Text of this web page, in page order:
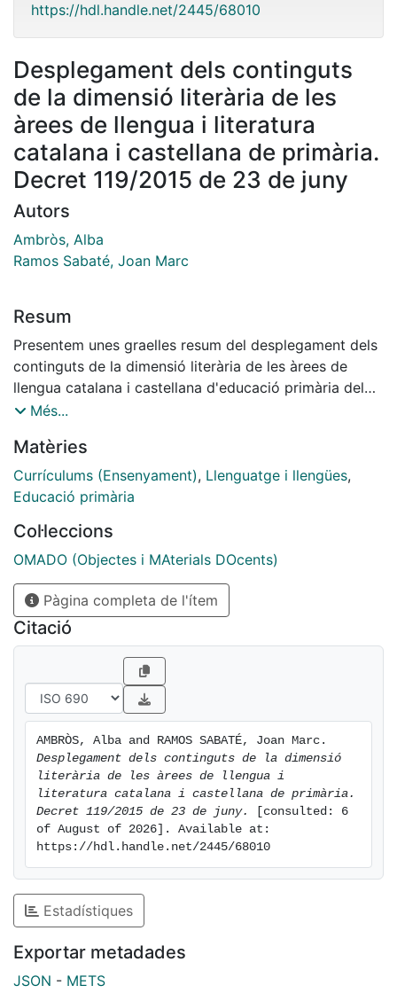
https://hdl.handle.net/2445/68010
Desplegament dels continguts
de la dimensió literària de les
àrees de llengua i literatura
catalana i castellana de primària.
Decret 119/2015 de 23 de juny
Autors
Ambròs, Alba
Ramos Sabaté, Joan Marc
Resum
Presentem unes graelles resum del desplegament dels
continguts de la dimensió literària de les àrees de
llengua catalana i castellana d'educació primària del
nou currículum. L'aportació que fem és que els
competències d'àrea de la dimensió literària. El mateix
document conté una selecció dels criteris d'avaluació
que estan més directament relacionats amb la
així com també les orientacions metodològiques
principals del currículum. A banda d'aquest document,
per tal de comprendre millor la nova estructura i
organització curricular de les àrees de llengua
catalana i castellana, en un altre document aportem un
resum visual de les cinc dimensions que té i els
continguts clau (Resum visual).
Més...
Matèries
Currículums (Ensenyament), Llenguatge i llengües,
Educació primària
Col·leccions
OMADO (Objectes i MAterials DOcents)
Pàgina completa de l'ítem
Citació
Desplegament dels continguts de la dimensió
literària de les àrees de llengua i
literatura catalana i castellana de primària.
Decret 119/2015 de 23 de juny.
[consulted: 6
of August of 2026]. Available at:
https://hdl.handle.net/2445/68010
Estadístiques
Exportar metadades
JSON - METS